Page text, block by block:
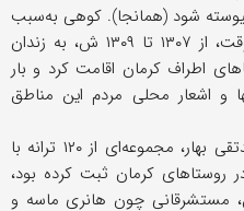
مالی سبب شد انتشار این نشریه ناپیوسته شود (همانجا). کوهی به‌‎سبب
نشر مطالب انتقادی دربارۀ دولت وقت، از ۱۳۰۷ تا ۱۳۰۹ ش، به زندان
اطراف کرمان اقامت کرد و بار
و اشعار محلی مردم این مناطق
کوهی در ۱۳۱۰ ش، به تشویق محمدتقی بهار، مجموعه‌ای از ۱۲۰ ترانه با
روستاهای کرمان ثبت کرده بود،
۶). همان سال، مستشرقانی چون هانری ماسه و